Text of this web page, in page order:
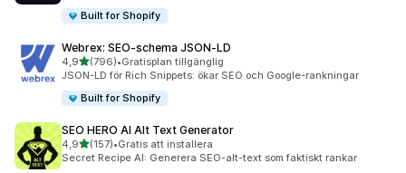
Built for Shopify
Webrex: SEO‑schema JSON‑LD
4,9av 5 stjärnor
(796)
796 recensioner totalt
•Gratisplan tillgänglig
JSON-LD för Rich Snippets: ökar SEO och Google-rankningar
Built for Shopify
SEO HERO AI Alt Text Generator
4,9av 5 stjärnor
(157)
157 recensioner totalt
•Gratis att installera
Secret Recipe AI: Generera SEO-alt-text som faktiskt rankar